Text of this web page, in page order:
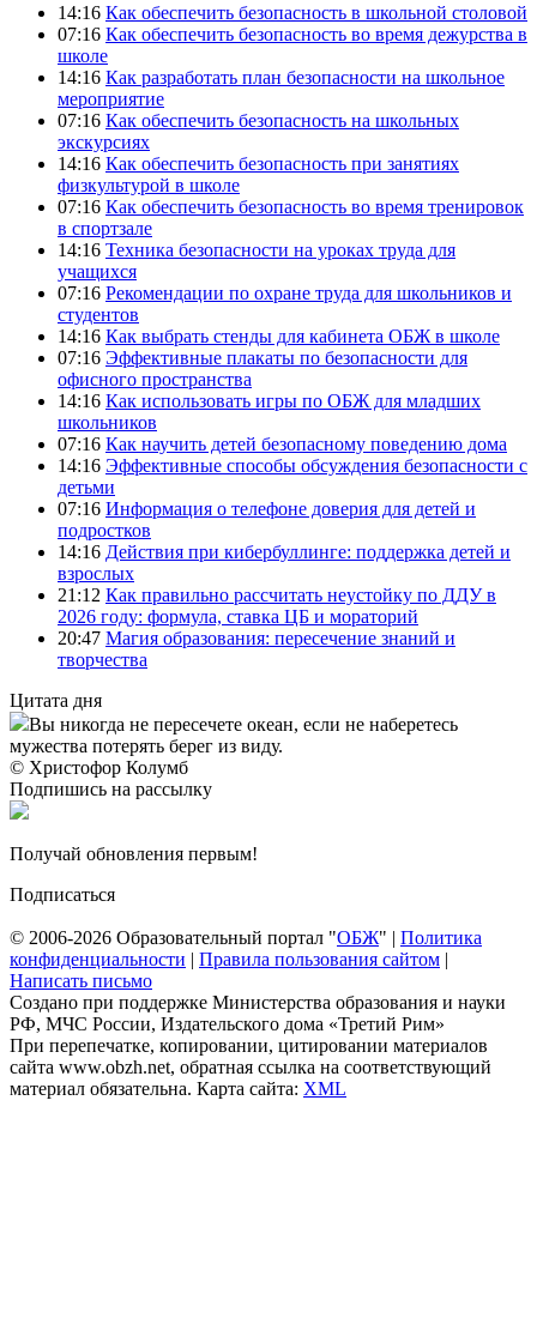
14:16 Как обеспечить безопасность в школьной столовой
07:16 Как обеспечить безопасность во время дежурства в
школе
14:16 Как разработать план безопасности на школьное
мероприятие
07:16 Как обеспечить безопасность на школьных
экскурсиях
14:16 Как обеспечить безопасность при занятиях
физкультурой в школе
07:16 Как обеспечить безопасность во время тренировок
в спортзале
14:16 Техника безопасности на уроках труда для
учащихся
07:16 Рекомендации по охране труда для школьников и
студентов
14:16 Как выбрать стенды для кабинета ОБЖ в школе
07:16 Эффективные плакаты по безопасности для
офисного пространства
14:16 Как использовать игры по ОБЖ для младших
школьников
07:16 Как научить детей безопасному поведению дома
14:16 Эффективные способы обсуждения безопасности с
детьми
07:16 Информация о телефоне доверия для детей и
подростков
14:16 Действия при кибербуллинге: поддержка детей и
взрослых
21:12 Как правильно рассчитать неустойку по ДДУ в
2026 году: формула, ставка ЦБ и мораторий
20:47 Магия образования: пересечение знаний и
творчества
Цитата дня
Вы никогда не пересечете океан, если не наберетесь
мужества потерять берег из виду.
© Христофор Колумб
Подпишись на рассылку
Получай обновления первым!
Подписаться
© 2006-2026 Образовательный портал "ОБЖ" | Политика
конфиденциальности | Правила пользования сайтом |
Написать письмо
Создано при поддержке Министерства образования и науки
РФ, МЧС России, Издательского дома «Третий Рим»
При перепечатке, копировании, цитировании материалов
сайта www.obzh.net, обратная ссылка на соответствующий
материал обязательна. Карта сайта: XML